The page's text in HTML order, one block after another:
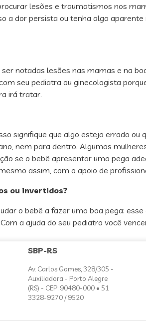
lesões e traumatismos nos
a dor persista ou tenha algo
notadas lesões nas mamas e na
seu pediatra ou ginecologista
irá tratar.
signifique que algo esteja errado ou
nem para dentro. Algumas
se o bebê apresentar uma pega
assim, com o apoio de
ou invertidos?
o bebê a fazer uma boa pega:
a ajuda do seu pediatra você
SBP-RS
Av. Carlos Gomes, 328/305 -
Auxiliadora - Porto Alegre
(RS) - CEP: 90480-000 • 51
3328-9270 / 9520